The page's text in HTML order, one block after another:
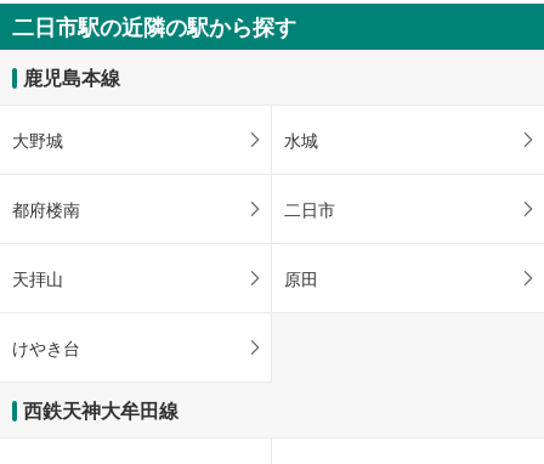
二日市駅の近隣の駅から探す
鹿児島本線
大野城 水城
都府楼南 二日市
天拝山 原田
けやき台
西鉄天神大牟田線